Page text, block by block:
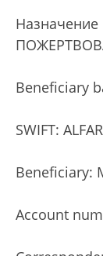
Beneficiary
SWIFT:
Beneficiary:
Account